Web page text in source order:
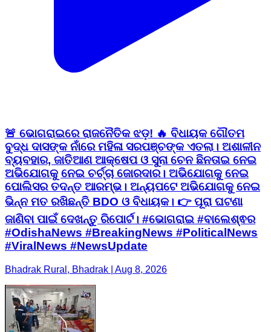
🚨 ଭୋଗରାଇରେ ରାଜନୈତିକ ଝଡ଼! 🔥 ବିଧାୟକ ଗୌତମ
ବୁଦ୍ଧ ଦାସଙ୍କ ନାଁରେ ମହିଳା ସରପଞ୍ଚଙ୍କ ଏତଲା। ଅଶାଳୀନ
ବ୍ୟବହାର, ଜାତିଆଣ ଆକ୍ଷେପ ଓ ସୁନା ଚେନ ଛିନତାଇ ନେଇ
ଅଭିଯୋଗକୁ ନେଇ ଚର୍ଚ୍ଚା ଜୋରଦାର। ଅଭିଯୋଗକୁ ନେଇ
ପୋଲିସର ତଦନ୍ତ ଆରମ୍ଭ। ଅନ୍ୟପଟେ ଅଭିଯୋଗକୁ ନେଇ
ଭିନ୍ନ ମତ ରଖିଛନ୍ତି BDO ଓ ବିଧାୟକ। 👉 ପୂରା ଘଟଣା
ଜାଣିବା ପାଇଁ ଦେଖନ୍ତୁ ରିପୋର୍ଟ। #ଭୋଗରାଇ #ବାଲେଶ୍ଵର
#OdishaNews #BreakingNews #PoliticalNews
#ViralNews #NewsUpdate
Bhadrak Rural, Bhadrak | Aug 8, 2026